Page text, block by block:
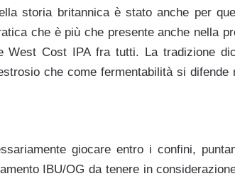
storia britannica è stato anche per
che è più che presente anche nella
West Cost IPA fra tutti. La tradizione
che come fermentabilità si difende
giocare entro i confini,
IBU/OG da tenere in